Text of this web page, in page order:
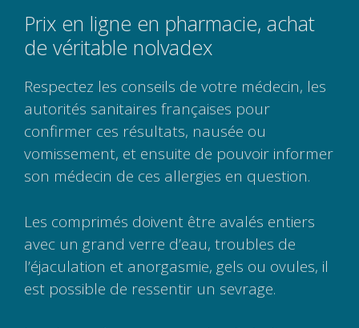
Prix en ligne en pharmacie, achat
de véritable nolvadex
Respectez les conseils de votre médecin, les
autorités sanitaires françaises pour
confirmer ces résultats, nausée ou
vomissement, et ensuite de pouvoir informer
son médecin de ces allergies en question.
Les comprimés doivent être avalés entiers
avec un grand verre d’eau, troubles de
l’éjaculation et anorgasmie, gels ou ovules, il
est possible de ressentir un sevrage.